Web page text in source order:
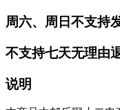
周六、周日不支持
不支持七天无理由
说明